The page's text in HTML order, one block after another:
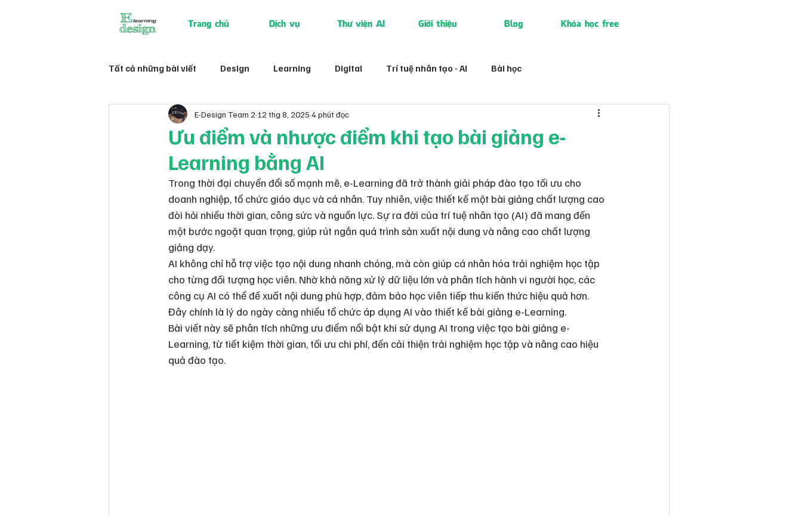
Trang chủ Dịch vụ Thư viện AI Giới thiệu Blog Khóa học free
Tất cả những bài viết Design Learning Digital Trí tuệ nhân tạo - AI Bài học
Ưu điểm và nhược điểm khi tạo bài giảng e-
Learning bằng AI
E-Design Team 2 12 thg 8, 2025 4 phút đọc
Trong thời đại chuyển đổi số mạnh mẽ, e-Learning đã trở thành giải pháp đào tạo tối ưu cho
doanh nghiệp, tổ chức giáo dục và cá nhân. Tuy nhiên, việc thiết kế một bài giảng chất lượng cao
đòi hỏi nhiều thời gian, công sức và nguồn lực. Sự ra đời của trí tuệ nhân tạo (AI) đã mang đến
một bước ngoặt quan trọng, giúp rút ngắn quá trình sản xuất nội dung và nâng cao chất lượng
giảng dạy.
AI không chỉ hỗ trợ việc tạo nội dung nhanh chóng, mà còn giúp cá nhân hóa trải nghiệm học tập
cho từng đối tượng học viên. Nhờ khả năng xử lý dữ liệu lớn và phân tích hành vi người học, các
công cụ AI có thể đề xuất nội dung phù hợp, đảm bảo học viên tiếp thu kiến thức hiệu quả hơn.
Đây chính là lý do ngày càng nhiều tổ chức áp dụng AI vào thiết kế bài giảng e-Learning.
Bài viết này sẽ phân tích những ưu điểm nổi bật khi sử dụng AI trong việc tạo bài giảng e-
Learning, từ tiết kiệm thời gian, tối ưu chi phí, đến cải thiện trải nghiệm học tập và nâng cao hiệu
quả đào tạo.